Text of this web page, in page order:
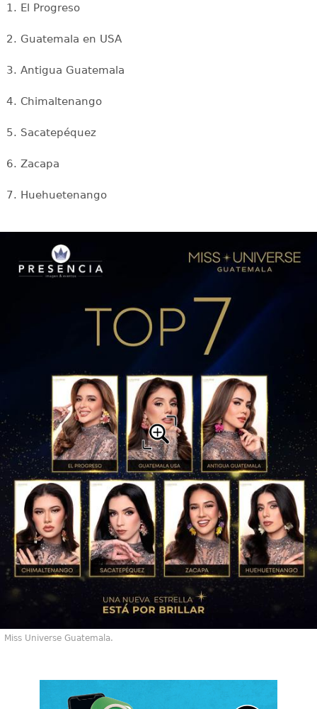
1. El Progreso
2. Guatemala en USA
3. Antigua Guatemala
4. Chimaltenango
5. Sacatepéquez
6. Zacapa
7. Huehuetenango
Miss Universe Guatemala.